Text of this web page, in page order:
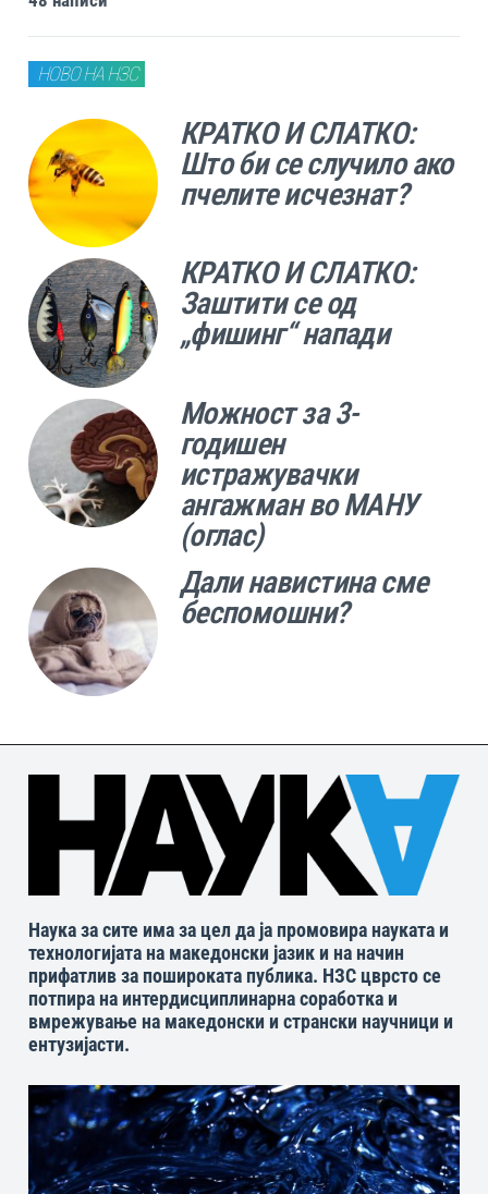
НОВО НА НЗС
КРАТКО И СЛАТКО:
Што би се случило ако
пчелите исчезнат?
КРАТКО И СЛАТКО:
Заштити се од
„фишинг“ напади
Можност за 3-
годишен
истражувачки
ангажман во МАНУ
(оглас)
Дали навистина сме
беспомошни?
Наука за сите има за цел да ја промовира науката и
технологијата на македонски јазик и на начин
прифатлив за пошироката публика. НЗС цврсто се
потпира на интердисциплинарна соработка и
вмрежување на македонски и странски научници и
ентузијасти.